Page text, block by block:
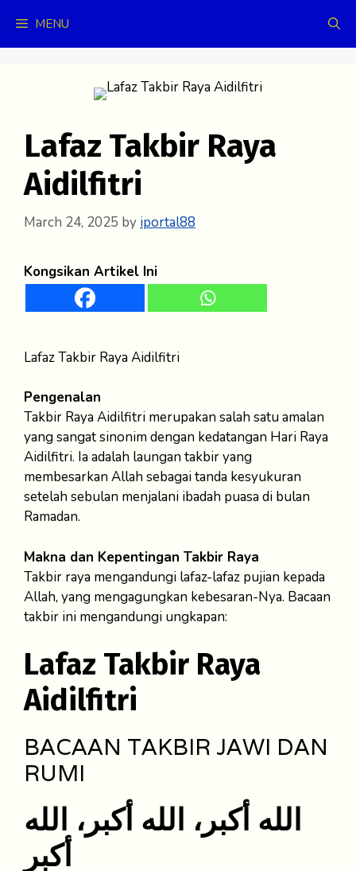
content
MENU
Lafaz Takbir Raya
Aidilfitri
March 24, 2025 by iportal88
Kongsikan Artikel Ini
Lafaz Takbir Raya Aidilfitri
Pengenalan
Takbir Raya Aidilfitri merupakan salah satu amalan
yang sangat sinonim dengan kedatangan Hari Raya
Aidilfitri. Ia adalah laungan takbir yang
membesarkan Allah sebagai tanda kesyukuran
setelah sebulan menjalani ibadah puasa di bulan
Ramadan.
Makna dan Kepentingan Takbir Raya
Takbir raya mengandungi lafaz-lafaz pujian kepada
Allah, yang mengagungkan kebesaran-Nya. Bacaan
takbir ini mengandungi ungkapan:
Lafaz Takbir Raya
Aidilfitri
BACAAN TAKBIR JAWI DAN
RUMI
الله أكبر، الله أكبر، الله
أكبر